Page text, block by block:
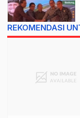
REKOMENDASI